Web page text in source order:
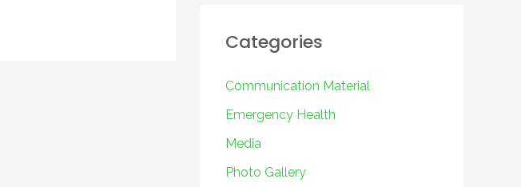
v
e
Categories
Communication Material
Emergency Health
Media
Photo Gallery